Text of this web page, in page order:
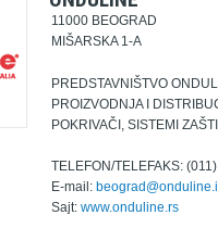
11000 BEOGRAD
MIŠARSKA 1-A
PREDSTAVNIŠTVO
PROIZVODNJA I
POKRIVAČI, SISTEMI
TELEFON/TELEFAKS:
E-mail:
Sajt: www.onduline.rs